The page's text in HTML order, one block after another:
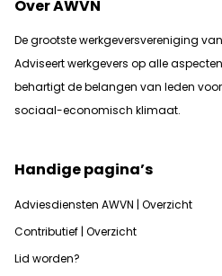
Over AWVN
De grootste werkgeversvereniging
Adviseert werkgevers op alle
behartigt de belangen van leden
sociaal-economisch klimaat.
Handige pagina’s
Adviesdiensten AWVN | Overzicht
Contributief | Overzicht
Lid worden?